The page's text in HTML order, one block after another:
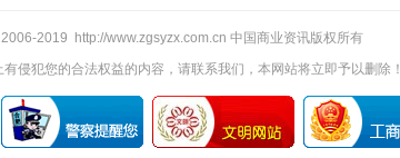
2019 http://www.zgsyzx.com.cn 中国商业资讯版权所有
侵犯您的合法权益的内容，请联系我们，本网站将立即予以删除！